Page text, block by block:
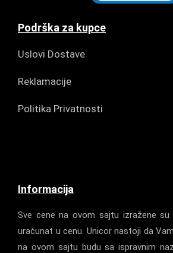
Podrška za kupce
Uslovi Dostave
Reklamacije
Politika Privatnosti
Informacija
Sve cene na ovom sajtu izražene su
uračunat u cenu. Unicor nastoji da
na ovom sajtu budu sa ispravnim